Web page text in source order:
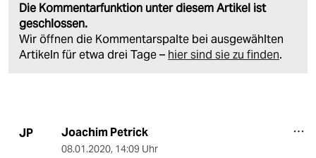
Die Kommentarfunktion unter diesem Artikel ist
geschlossen.
Wir öffnen die Kommentarspalte bei ausgewählten
Artikeln für etwa drei Tage – hier sind sie zu finden.
JP Joachim Petrick
08.01.2020, 14:09 Uhr